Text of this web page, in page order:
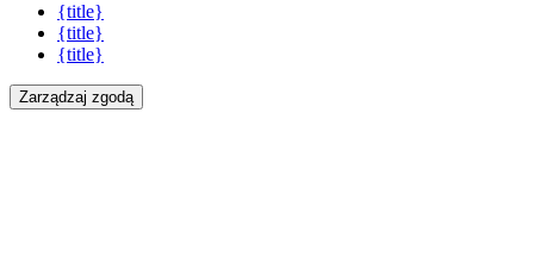
{title}
{title}
{title}
Zarządzaj zgodą